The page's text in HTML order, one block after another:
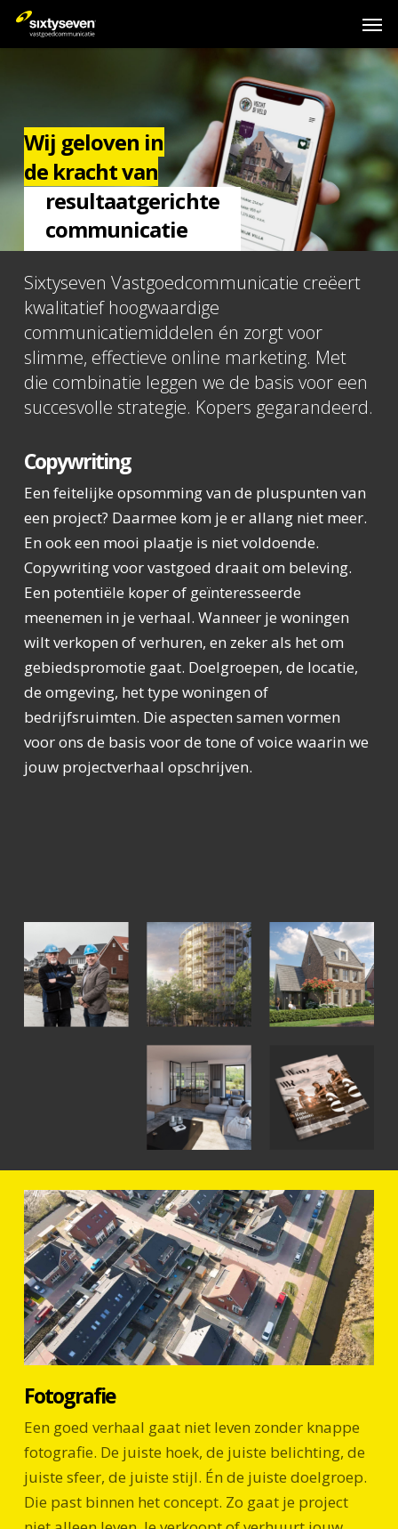
Skip
Wij geloven in
de kracht van
resultaatgerichte
communicatie
Sixtyseven Vastgoedcommunicatie creëert
kwalitatief hoogwaardige
communicatiemiddelen én zorgt voor
slimme, effectieve online marketing. Met
die combinatie leggen we de basis voor een
succesvolle strategie. Kopers gegarandeerd.
Copywriting
Een feitelijke opsomming van de pluspunten van
een project? Daarmee kom je er allang niet meer.
En ook een mooi plaatje is niet voldoende.
Copywriting voor vastgoed draait om beleving.
Een potentiële koper of geïnteresseerde
meenemen in je verhaal. Wanneer je woningen
wilt verkopen of verhuren, en zeker als het om
gebiedspromotie gaat. Doelgroepen, de locatie,
de omgeving, het type woningen of
bedrijfsruimten. Die aspecten samen vormen
voor ons de basis voor de tone of voice waarin we
jouw projectverhaal opschrijven.
Fotografie
Een goed verhaal gaat niet leven zonder knappe
fotografie. De juiste hoek, de juiste belichting, de
juiste sfeer, de juiste stijl. Én de juiste doelgroep.
Die past binnen het concept. Zo gaat je project